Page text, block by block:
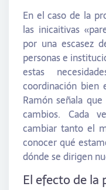
En el caso de la
las inicaitivas
por una escasez
personas e
estas
coordinación bien
Ramón señala
cambios. Cada
cambiar tanto el
conocer qué
dónde se dirigen
El efecto de la